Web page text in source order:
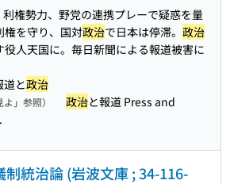
利権勢力、野党の連携プレーで疑惑を量
権を守り、国対政治で日本は停滞。 政治
役人天国に。毎日新聞による報道被害に
道と政治
」参照） 政治と報道 Press and
制統治論 (岩波文庫 ; 34-116-